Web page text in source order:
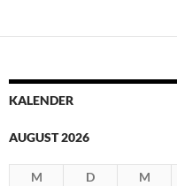
KALENDER
AUGUST 2026
M D M